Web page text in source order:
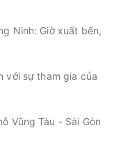
Ninh: Giờ xuất bến,
với sự tham gia của
Vũng Tàu - Sài Gòn